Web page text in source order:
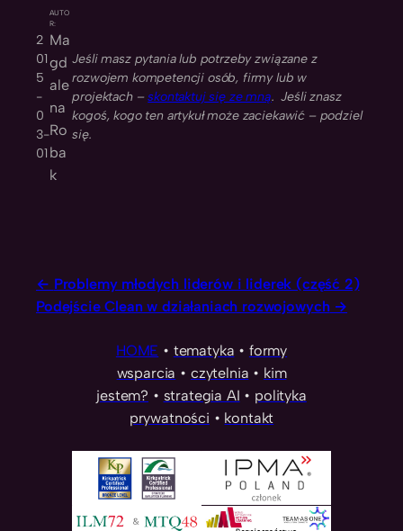
2
01
5
-
0
3-
01
AUTO
R:
Ma
gd
ale
na
Ro
ba
k
Jeśli masz pytania lub potrzeby związane z
rozwojem kompetencji osób, firmy lub w
projektach –skontaktuj się ze mną. Jeśli znasz
kogoś, kogo ten artykuł może zaciekawić – podziel
się.
Problemy młodych liderów i liderek (część 2)
Podejście Clean w działaniach rozwojowych
HOME • tematyka • formy
wsparcia • czytelnia • kim
jestem? • strategia AI • polityka
prywatności • kontakt